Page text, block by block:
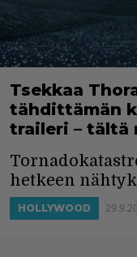
Tsekkaa
tähdittämän
traileri – tältä
hetkeen
HOLLYWOOD